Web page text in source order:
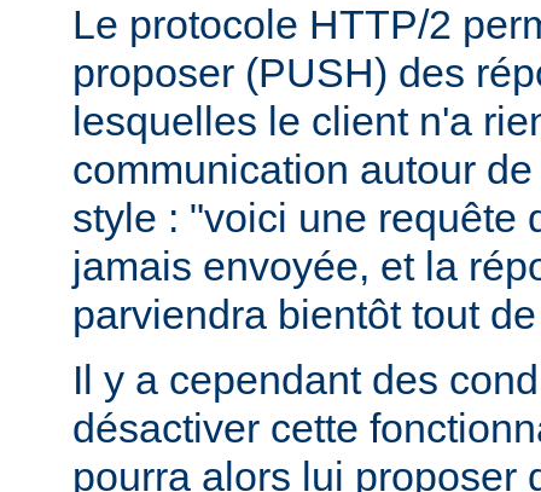
Le protocole HTTP/2
proposer (PUSH) des
lesquelles le client n'a
communication autour
style : "voici une requête
jamais envoyée, et la
parviendra bientôt tout
Il y a cependant des
désactiver cette
pourra alors lui proposer